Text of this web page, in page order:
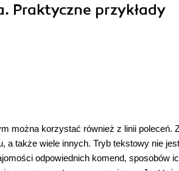
Praktyczne przykłady
można korzystać również z linii poleceń.
a także wiele innych. Tryb tekstowy nie
odpowiednich komend, sposobów